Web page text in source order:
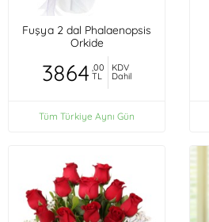
Fuşya 2 dal Phalaenopsis
Orkide
3864 ,00
TL
KDV
Dahil
Tüm Türkiye Aynı Gün